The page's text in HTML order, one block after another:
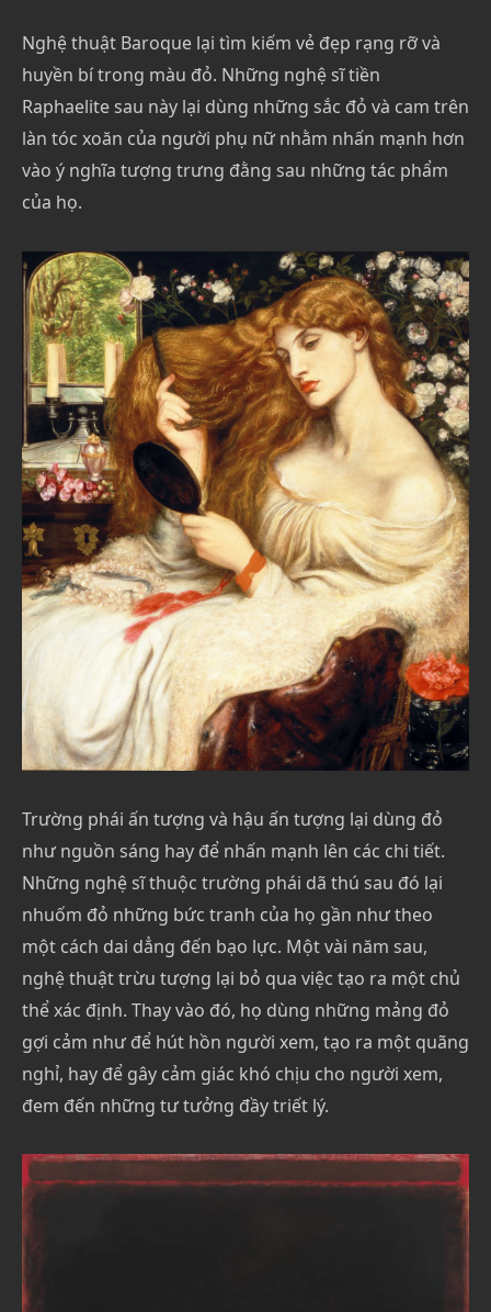
Nghệ thuật Baroque lại tìm kiếm vẻ đẹp rạng rỡ và
huyền bí trong màu đỏ. Những nghệ sĩ tiền
Raphaelite sau này lại dùng những sắc đỏ và cam trên
làn tóc xoăn của người phụ nữ nhằm nhấn mạnh hơn
vào ý nghĩa tượng trưng đằng sau những tác phẩm
của họ.
Trường phái ấn tượng và hậu ấn tượng lại dùng đỏ
như nguồn sáng hay để nhấn mạnh lên các chi tiết.
Những nghệ sĩ thuộc trường phái dã thú sau đó lại
nhuốm đỏ những bức tranh của họ gần như theo
một cách dai dẳng đến bạo lực. Một vài năm sau,
nghệ thuật trừu tượng lại bỏ qua việc tạo ra một chủ
thể xác định. Thay vào đó, họ dùng những mảng đỏ
gợi cảm như để hút hồn người xem, tạo ra một quãng
nghỉ, hay để gây cảm giác khó chịu cho người xem,
đem đến những tư tưởng đầy triết lý.